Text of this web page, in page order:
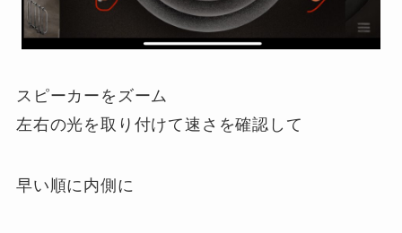
スピーカーをズーム
左右の光を取り付けて速さを確認して
早い順に内側に